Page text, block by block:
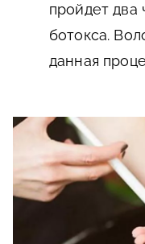
пройдет два
ботокса.
данная